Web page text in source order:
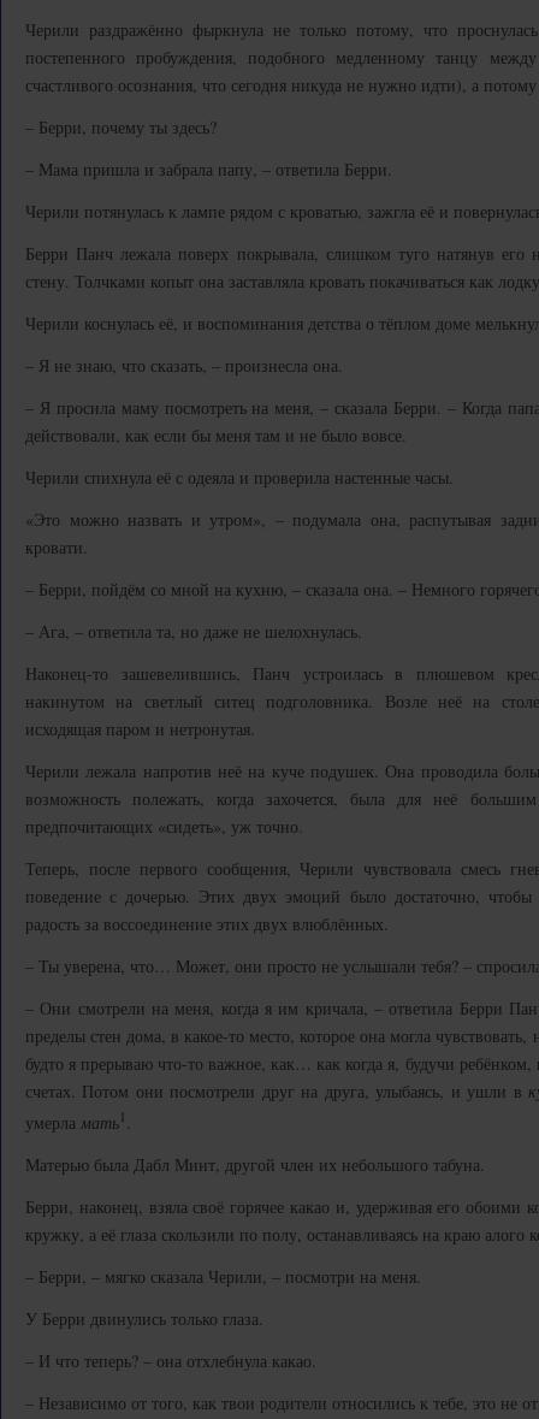
Черили раздражённо фыркнула не только потому, что
постепенного пробуждения, подобного медленному танцу
счастливого осознания, что сегодня никуда не нужно идти), а
– Берри, почему ты здесь?
– Мама пришла и забрала папу, – ответила Берри.
Черили потянулась к лампе рядом с кроватью, зажгла её и
Берри Панч лежала поверх покрывала, слишком туго натянув
стену. Толчками копыт она заставляла кровать покачиваться как
Черили коснулась её, и воспоминания детства о тёплом доме
– Я не знаю, что сказать, – произнесла она.
– Я просила маму посмотреть на меня, – сказала Берри. – Когда
действовали, как если бы меня там и не было вовсе.
Черили спихнула её с одеяла и проверила настенные часы.
«Это можно назвать и утром», – подумала она, распутывая
кровати.
– Берри, пойдём со мной на кухню, – сказала она. – Немного
– Ага, – ответила та, но даже не шелохнулась.
Наконец-то зашевелившись, Панч устроилась в плюшевом
накинутом на светлый ситец подголовника. Возле неё на
исходящая паром и нетронутая.
Черили лежала напротив неё на куче подушек. Она проводила
возможность полежать, когда захочется, была для неё
предпочитающих «сидеть», уж точно.
Теперь, после первого сообщения, Черили чувствовала смесь
поведение с дочерью. Этих двух эмоций было достаточно, чтобы
радость за воссоединение этих двух влюблённых.
– Ты уверена, что… Может, они просто не услышали тебя? –
– Они смотрели на меня, когда я им кричала, – ответила Берри
пределы стен дома, в какое-то место, которое она могла
будто я прерываю что-то важное, как… как когда я, будучи
счетах. Потом они посмотрели друг на друга, улыбаясь, и ушли в
умерла мать1
Матерью была Дабл Минт, другой член их небольшого табуна.
Берри, наконец, взяла своё горячее какао и, удерживая его обоими
кружку, а её глаза скользили по полу, останавливаясь на краю алого
– Берри, – мягко сказала Черили, – посмотри на меня.
У Берри двинулись только глаза.
– И что теперь? – она отхлебнула какао.
– Независимо от того, как твои родители относились к тебе, это не